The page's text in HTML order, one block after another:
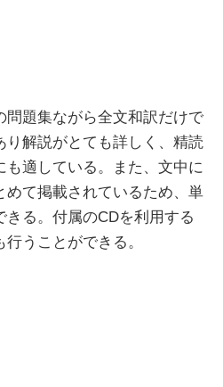
問題集ながら全文和訳だけで
り解説がとても詳しく、精読
も適している。また、文中に
めて掲載されているため、単
る。付属のCDを利用する
うことができる。